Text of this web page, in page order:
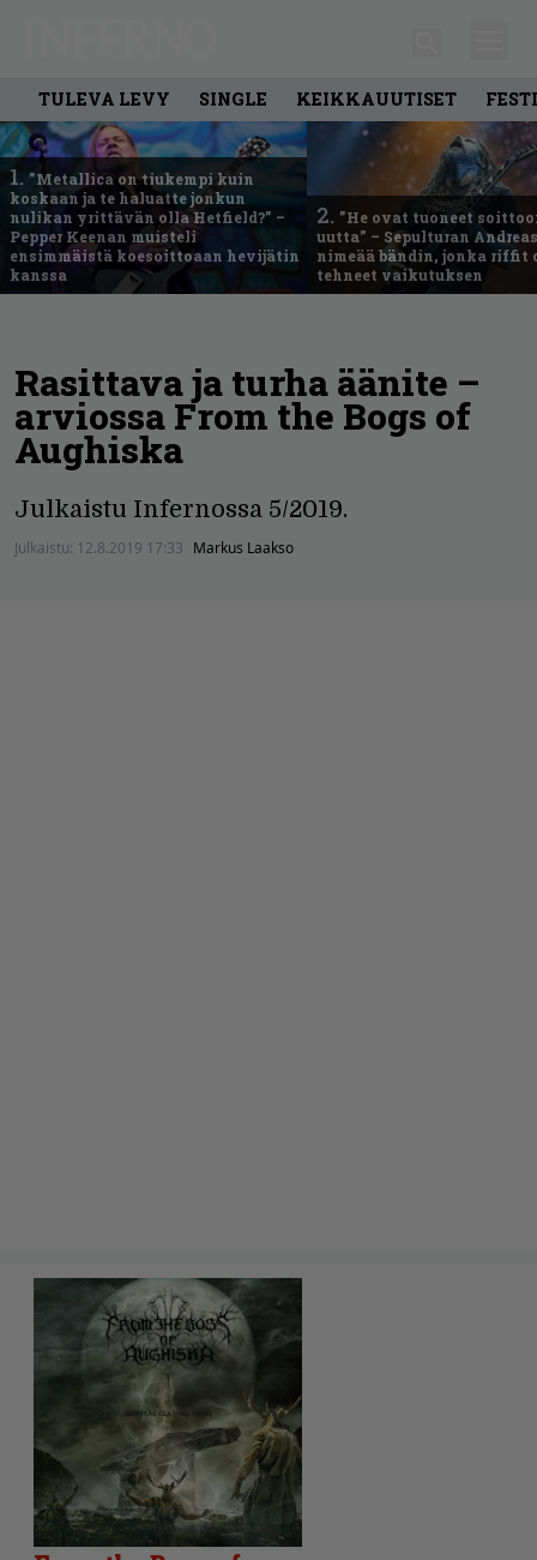
TULEVA LEVY SINGLE KEIKKAUUTISET
1. ”Metallica on tiukempi kuin
koskaan ja te haluatte jonkun
nulikan yrittävän olla Hetfield?” –
Pepper Keenan muisteli
ensimmäistä koesoittoaan hevijätin
kanssa
2. ”He ovat tuoneet
uutta” – Sepulturan
nimeää bändin, jonka riffit
tehneet vaikutuksen
Rasittava ja turha äänite –
arviossa From the Bogs of
Aughiska
Julkaistu Infernossa 5/2019.
Julkaistu: 12.8.2019 17:33 Markus Laakso